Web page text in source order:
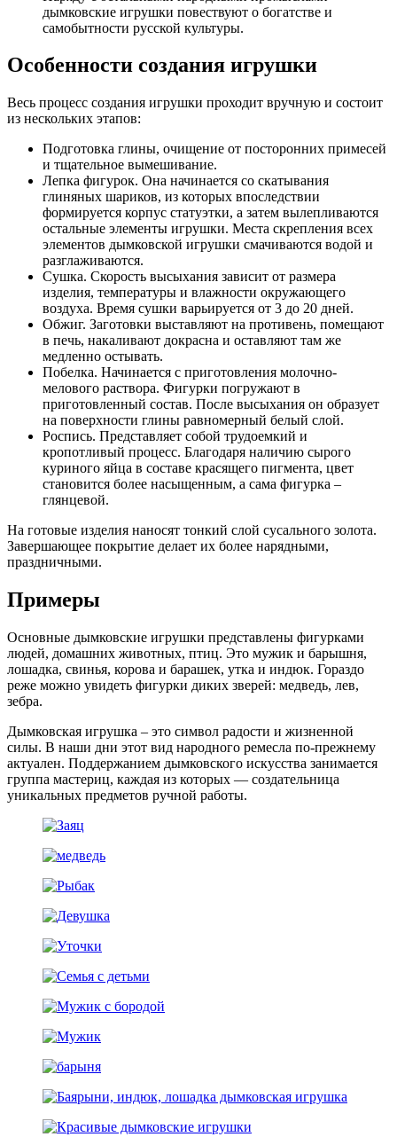
дымковские игрушки повествуют о богатстве и
самобытности русской культуры.
Особенности создания игрушки
Весь процесс создания игрушки проходит вручную и состоит
из нескольких этапов:
Подготовка глины, очищение от посторонних примесей
и тщательное вымешивание.
Лепка фигурок. Она начинается со скатывания
глиняных шариков, из которых впоследствии
формируется корпус статуэтки, а затем вылепливаются
остальные элементы игрушки. Места скрепления всех
элементов дымковской игрушки смачиваются водой и
разглаживаются.
Сушка. Скорость высыхания зависит от размера
изделия, температуры и влажности окружающего
воздуха. Время сушки варьируется от 3 до 20 дней.
Обжиг. Заготовки выставляют на противень, помещают
в печь, накаливают докрасна и оставляют там же
медленно остывать.
Побелка. Начинается с приготовления молочно-
мелового раствора. Фигурки погружают в
приготовленный состав. После высыхания он образует
на поверхности глины равномерный белый слой.
Роспись. Представляет собой трудоемкий и
кропотливый процесс. Благодаря наличию сырого
куриного яйца в составе красящего пигмента, цвет
становится более насыщенным, а сама фигурка –
глянцевой.
На готовые изделия наносят тонкий слой сусального золота.
Завершающее покрытие делает их более нарядными,
праздничными.
Примеры
Основные дымковские игрушки представлены фигурками
людей, домашних животных, птиц. Это мужик и барышня,
лошадка, свинья, корова и барашек, утка и индюк. Гораздо
реже можно увидеть фигурки диких зверей: медведь, лев,
зебра.
Дымковская игрушка – это символ радости и жизненной
силы. В наши дни этот вид народного ремесла по-прежнему
актуален. Поддержанием дымковского искусства занимается
группа мастериц, каждая из которых — создательница
уникальных предметов ручной работы.